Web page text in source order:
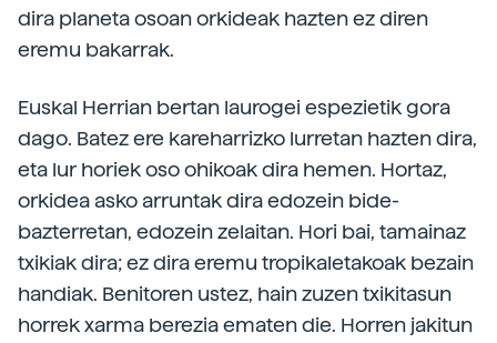
dira planeta osoan orkideak hazten ez diren
eremu bakarrak.
Euskal Herrian bertan laurogei espezietik gora
dago. Batez ere kareharrizko lurretan hazten dira,
eta lur horiek oso ohikoak dira hemen. Hortaz,
orkidea asko arruntak dira edozein bide-
bazterretan, edozein zelaitan. Hori bai, tamainaz
txikiak dira; ez dira eremu tropikaletakoak bezain
handiak. Benitoren ustez, hain zuzen txikitasun
horrek xarma berezia ematen die. Horren jakitun